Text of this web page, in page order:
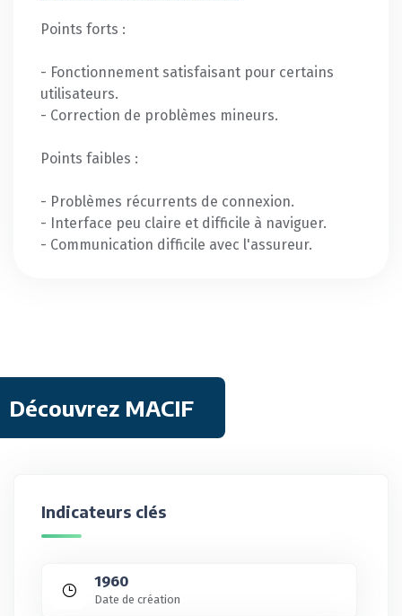
Points forts :
- Fonctionnement satisfaisant pour certains
utilisateurs.
- Correction de problèmes mineurs.
Points faibles :
- Problèmes récurrents de connexion.
- Interface peu claire et difficile à naviguer.
- Communication difficile avec l'assureur.
Découvrez MACIF
Indicateurs clés
1960
Date de création